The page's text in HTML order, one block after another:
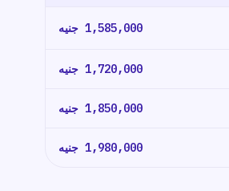
1,585,000 جنيه
1,720,000 جنيه
1,850,000 جنيه
1,980,000 جنيه